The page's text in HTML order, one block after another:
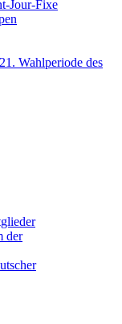
Jour-Fixe
Wahlperiode des
der